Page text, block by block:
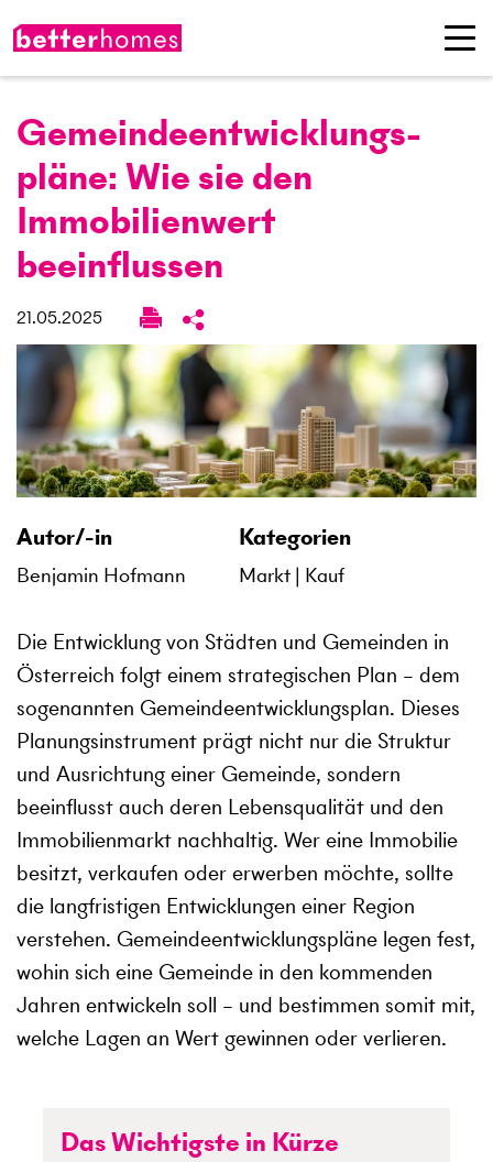
Gemeinde­entwicklungs­
pläne: Wie sie den
Immobilienwert
beeinflussen
21.05.2025
Autor/-in
Benjamin Hofmann
Kategorien
Markt Kauf
Die Entwicklung von Städten und Gemeinden in
Österreich folgt einem strategischen Plan – dem
sogenannten Gemeindeentwicklungsplan. Dieses
Planungsinstrument prägt nicht nur die Struktur
und Ausrichtung einer Gemeinde, sondern
beeinflusst auch deren Lebensqualität und den
Immobilienmarkt nachhaltig. Wer eine Immobilie
besitzt, verkaufen oder erwerben möchte, sollte
die langfristigen Entwicklungen einer Region
verstehen. Gemeindeentwicklungspläne legen fest,
wohin sich eine Gemeinde in den kommenden
Jahren entwickeln soll – und bestimmen somit mit,
welche Lagen an Wert gewinnen oder verlieren.
Das Wichtigste in Kürze